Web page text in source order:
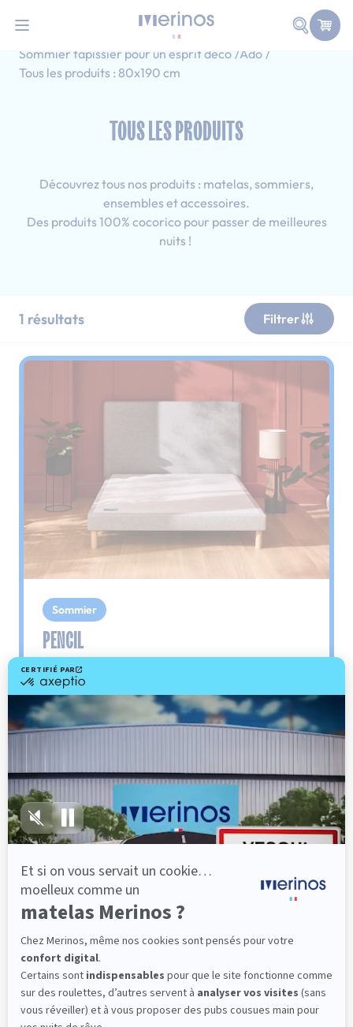
Faire
Accueil
Sommier tapissier pour un esprit déco Ado
Tous les produits : 80x190 cm
TOUS LES PRODUITS
Découvrez tous nos produits : matelas, sommiers,
ensembles et accessoires.
Des produits 100% cocorico pour passer de meilleures
nuits !
1 résultats Filtrer
Sommier
PENCIL
Le plus : soutien morphologique
Grâce à ses 3 zones de confort, le sommier
Pencil vous assure tout son soutien. Avec les
épaules, le dos et le bassin qui reposent sur ses
lattes, vous évitez les douleurs au petit matin.
501,00 €
Découvrir
Livraison gratuite
Fabrication Française